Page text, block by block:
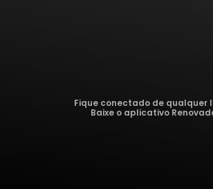
Fique conectado de qualquer
Baixe o aplicativo